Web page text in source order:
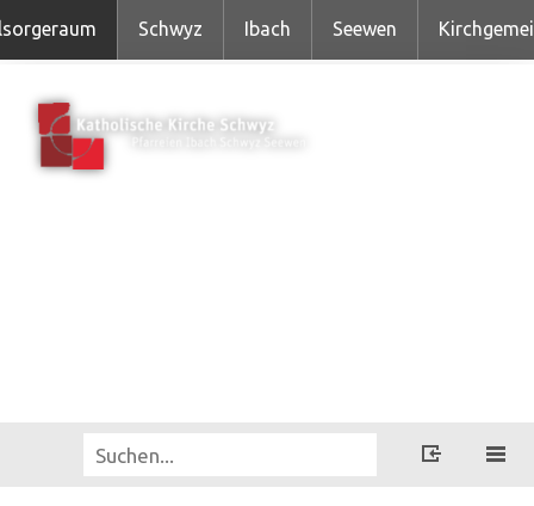
Schwyz Ibach Seewen